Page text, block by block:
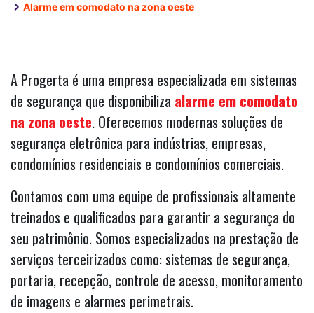
Alarme em comodato na zona oeste
A Progerta é uma empresa especializada em sistemas
de segurança que disponibiliza alarme em comodato
na zona oeste. Oferecemos modernas soluções de
segurança eletrônica para indústrias, empresas,
condomínios residenciais e condomínios comerciais.
Contamos com uma equipe de profissionais altamente
treinados e qualificados para garantir a segurança do
seu patrimônio. Somos especializados na prestação de
serviços terceirizados como: sistemas de segurança,
portaria, recepção, controle de acesso, monitoramento
de imagens e alarmes perimetrais.